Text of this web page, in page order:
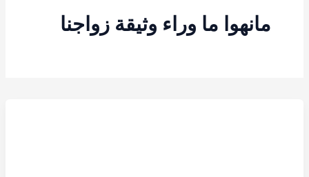
مانهوا ما وراء وثيقة زواجنا